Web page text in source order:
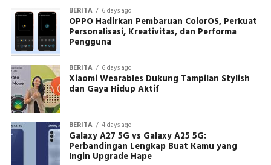
BERITA 6 days ago
OPPO Hadirkan Pembaruan ColorOS, Perkuat
Personalisasi, Kreativitas, dan Performa
Pengguna
BERITA 6 days ago
Xiaomi Wearables Dukung Tampilan Stylish
dan Gaya Hidup Aktif
BERITA 4 days ago
Galaxy A27 5G vs Galaxy A25 5G:
Perbandingan Lengkap Buat Kamu yang
Ingin Upgrade Hape